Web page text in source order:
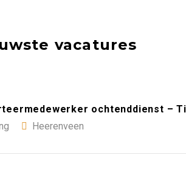
vacatures
ochtenddienst –
Heerenveen